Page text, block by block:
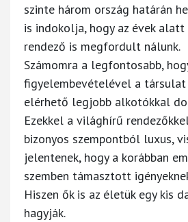
szinte három ország határán
is indokolja, hogy az évek
rendező is megfordult nálunk.
Számomra a legfontosabb,
figyelembevételével a társulat
elérhető legjobb alkotókkal
Ezekkel a világhírű
bizonyos szempontból luxus,
jelentenek, hogy a korábban
szemben támasztott
Hiszen ők is az életük egy kis
hagyják.